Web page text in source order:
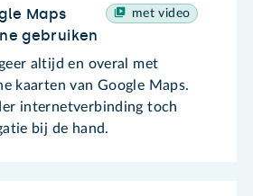
met video
Maps
gebruiken
altijd en overal met
kaarten van Google Maps.
internetverbinding toch
bij de hand.